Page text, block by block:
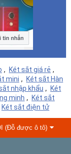
, Két sắt giá rẻ ,
mini ,
Két sắt Hàn
nhập khẩu ,
Két
minh ,
Két sắt
Két sắt điện tử
(Đỗ được ô tô)